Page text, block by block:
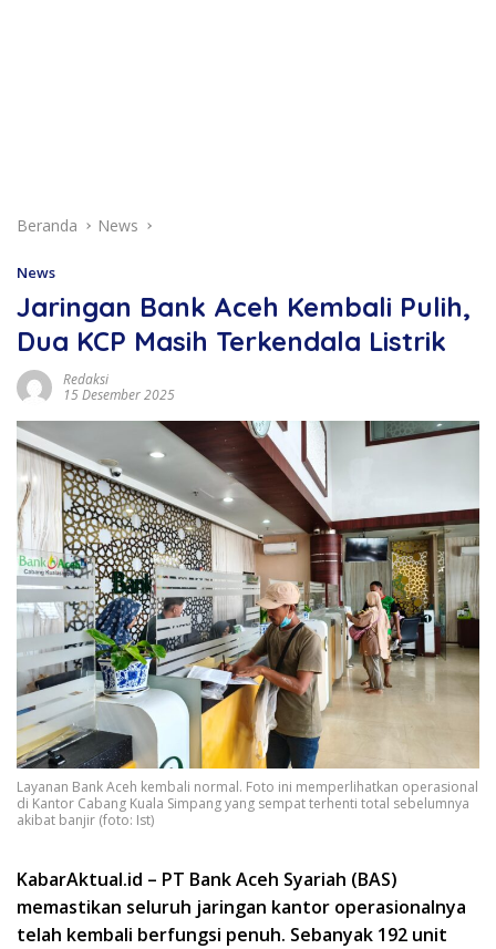
Beranda News
News
Jaringan Bank Aceh Kembali Pulih,
Dua KCP Masih Terkendala Listrik
Redaksi
15 Desember 2025
Layanan Bank Aceh kembali normal. Foto ini memperlihatkan operasional
di Kantor Cabang Kuala Simpang yang sempat terhenti total sebelumnya
akibat banjir (foto: Ist)
KabarAktual.id – PT Bank Aceh Syariah (BAS)
memastikan seluruh jaringan kantor operasionalnya
telah kembali berfungsi penuh. Sebanyak 192 unit